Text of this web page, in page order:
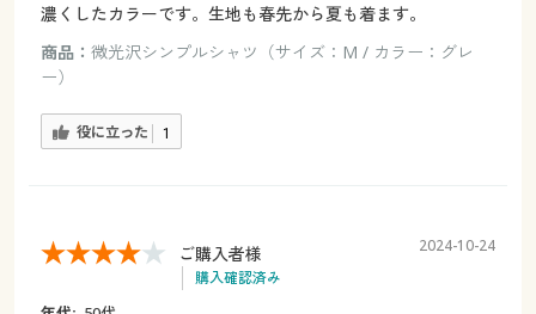
濃くしたカラーです。生地も春先から夏も着ます。
商品： 微光沢シンプルシャツ（サイズ：M / カラー：グレ
ー）
役に立った 1
ご購入者様
購入確認済み
2024-10-24